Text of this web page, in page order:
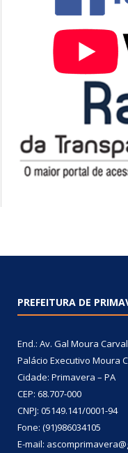
PREFEITURA DE
End.: Av. Gal Moura
Palácio Executivo Moura
Cidade: Primavera – PA
CEP: 68.707-000
CNPJ: 05149.141/0001-94
Fone: (91)986034105
E-mail: